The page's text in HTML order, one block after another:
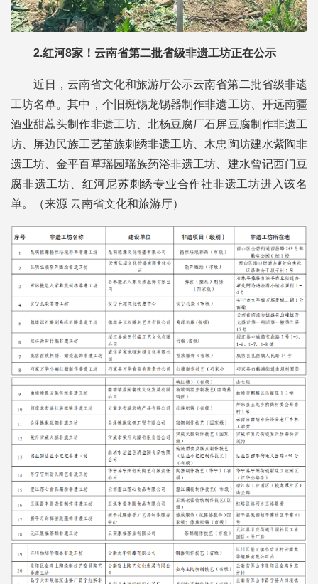
2.红河8家！云南省第二批省级非遗工坊正在公示
近日，云南省文化和旅游厅公示云南省第二批省级非遗
工坊名单。其中，个旧斑锡龙锡器制作非遗工坊、开远南疆
酒业甜藠头制作非遗工坊、北杨豆腐厂石屏豆腐制作非遗工
坊、屏边民族工艺苗族刺绣非遗工坊、木忠陶坊建水紫陶非
遗工坊、金平百草瑶园瑶族药浴非遗工坊、建水曾记西门豆
腐非遗工坊、红河尼苏刺绣专业合作社非遗工坊进入该名
单。（来源 云南省文化和旅游厅）